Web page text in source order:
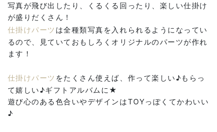
写真が飛び出したり、くるくる回ったり、楽しい仕掛け
が盛りだくさん！
仕掛けパーツ は全種類写真を入れられるようになってい
るので、見ていておもしろくオリジナルのパーツが作れ
ます！
仕掛けパーツ をたくさん使えば、作って楽しい♪もらっ
て嬉しい♪ギフトアルバムに★
遊び心のある色合いやデザインはTOYっぽくてかわいい
♪